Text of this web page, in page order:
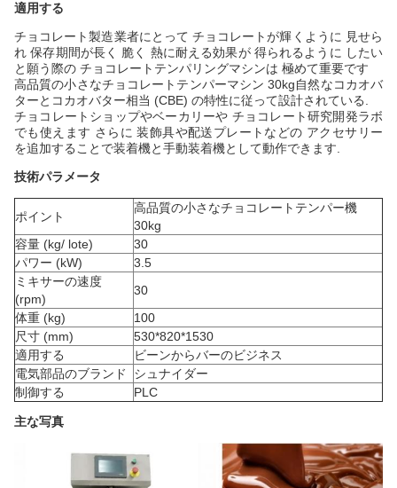
適用する
チョコレート製造業者にとって チョコレートが輝くように 見せら
れ 保存期間が長く 脆く 熱に耐える効果が 得られるように したい
と願う際の チョコレートテンパリングマシンは 極めて重要です
高品質の小さなチョコレートテンパーマシン 30kg自然なコカオバ
ターとコカオバター相当 (CBE) の特性に従って設計されている.
チョコレートショップやベーカリーや チョコレート研究開発ラボ
でも使えます さらに 装飾具や配送プレートなどの アクセサリー
を追加することで装着機と手動装着機として動作できます.
技術パラメータ
ポイント
高品質の小さなチョコレートテンパー機
30kg
容量 (kg/ lote)
30
パワー (kW)
3.5
ミキサーの速度
(rpm)
30
体重 (kg)
100
尺寸 (mm)
530*820*1530
適用する
ビーンからバーのビジネス
電気部品のブランド
シュナイダー
制御する
PLC
主な写真